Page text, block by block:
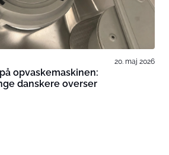
20. maj 2026
opvaskemaskinen:
danskere overser